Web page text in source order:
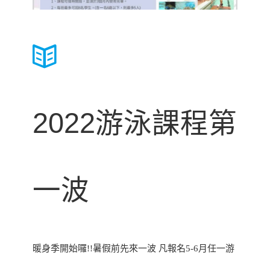
2022游泳課程第
一波
暖身季開始囉!!暑假前先來一波 凡報名5-6月任一游